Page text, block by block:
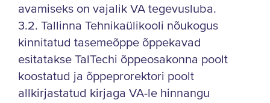
avamiseks on vajalik VA tegevusluba.
3.2. Tallinna Tehnikaülikooli nõukogus
kinnitatud tasemeõppe õppekavad
esitatakse TalTechi õppeosakonna poolt
koostatud ja õppeprorektori poolt
allkirjastatud kirjaga VA-le hinnangu